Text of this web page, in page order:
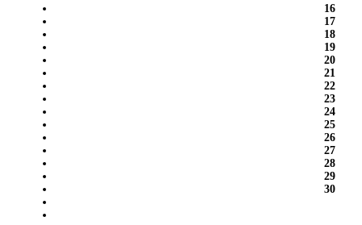
16
17
18
19
20
21
22
23
24
25
26
27
28
29
30